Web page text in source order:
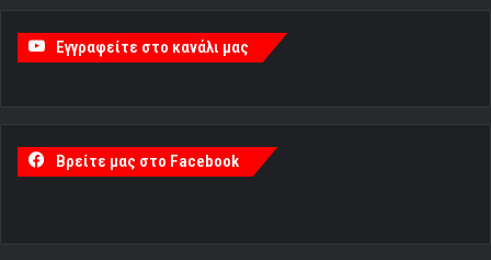
Εγγραφείτε στο κανάλι μας
Βρείτε μας στο Facebook